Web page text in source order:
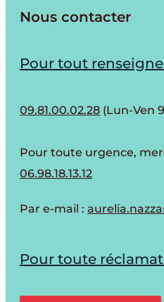
Nous contacter
Pour tout
09.81.00.02.28 (Lun-Ven
Pour toute urgence,
06.98.18.13.12
Par e-mail :
Pour toute